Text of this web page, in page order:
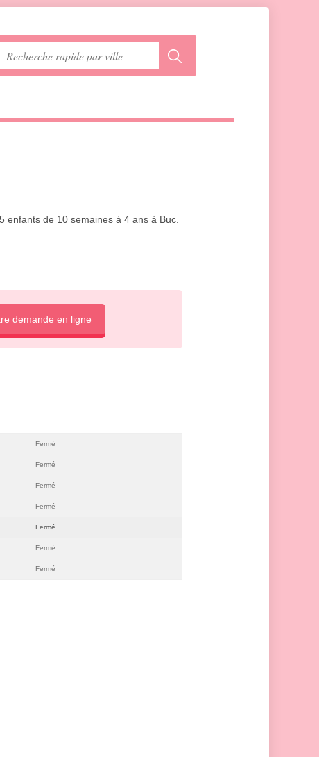
enfants de 10 semaines à 4 ans à Buc.
demande en ligne
Fermé
Fermé
Fermé
Fermé
Fermé
Fermé
Fermé